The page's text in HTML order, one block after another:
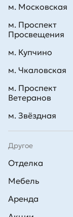
Другое
Отделка
Мебель
Аренда
м. Московская
м. Проспект
Просвещения
м. Купчино
м. Чкаловская
м. Проспект
Ветеранов
м. Звёздная